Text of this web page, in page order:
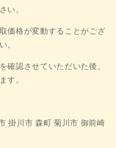
い。
価格が変動することがござ
。
確認させていただいた後、
す。
掛川市 森町 菊川市 御前崎